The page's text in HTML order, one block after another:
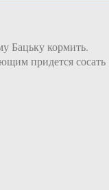
Бацьку кормить.
придется сосать